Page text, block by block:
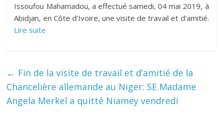
Issoufou Mahamadou, a effectué samedi, 04 mai 2019, à
Abidjan, en Côte d’Ivoire, une visite de travail et d’amitié.
Lire suite
← Fin de la visite de travail et d’amitié de la
Chancelière allemande au Niger: SE Madame
Angela Merkel a quitté Niamey vendredi